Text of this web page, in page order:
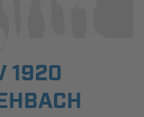
SPIELPLUS
1920